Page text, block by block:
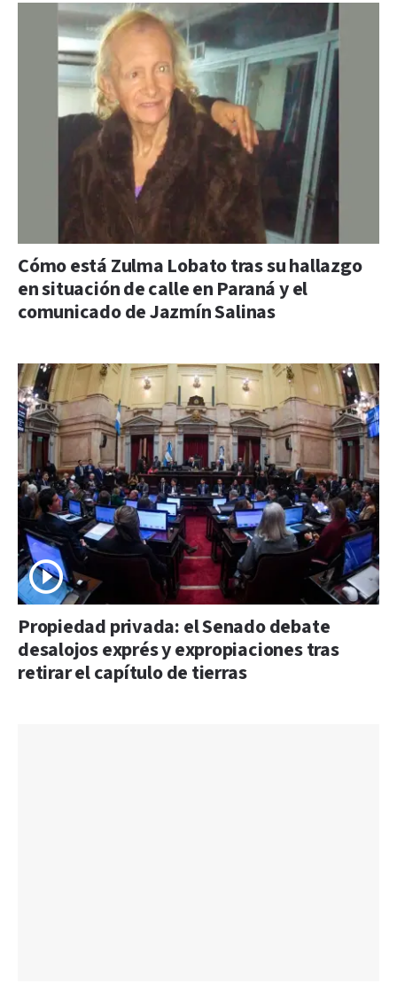
Cómo está Zulma Lobato tras su hallazgo
en situación de calle en Paraná y el
comunicado de Jazmín Salinas
Propiedad privada: el Senado debate
desalojos exprés y expropiaciones tras
retirar el capítulo de tierras